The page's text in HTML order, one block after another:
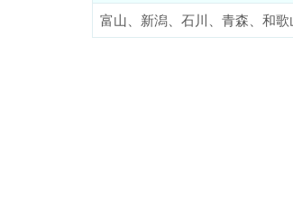
富山、新潟、石川、青森、和